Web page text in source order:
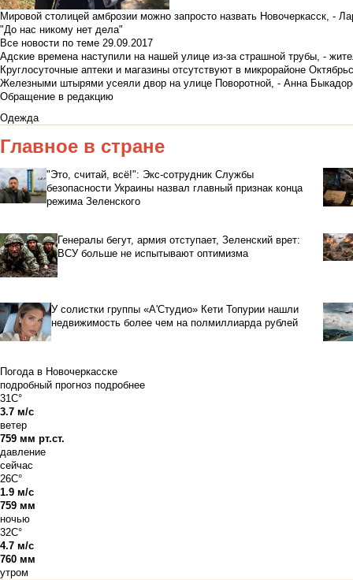
Мировой столицей амброзии можно запросто назвать Новочеркасск, -
"До нас никому нет дела"
Все новости по теме 29.09.2017
Адские времена наступили на нашей улице из-за страшной трубы, -
Круглосуточные аптеки и магазины отсутствуют в микрорайоне
Железными штырями усеяли двор на улице Поворотной, - Анна
Обращение в редакцию
Одежда
Главное в стране
"Это, считай, всё!": Экс-сотрудник Службы
безопасности Украины назвал главный признак конца
режима Зеленского
Генералы бегут, армия отступает, Зеленский врет:
ВСУ больше не испытывают оптимизма
У солистки группы «А'Студио» Кети Топурии нашли
недвижимость более чем на полмиллиарда рублей
Погода в Новочеркасске
подробный прогноз подробнее
31C°
3.7 м/с
ветер
759 мм рт.ст.
давление
сейчас
26C°
1.9 м/с
759 мм
ночью
32C°
4.7 м/с
760 мм
утром